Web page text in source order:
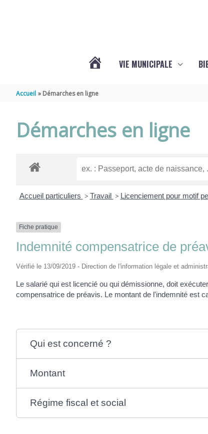
VIE MUNICIPALE
Accueil Démarches en ligne
Démarches en ligne
Accueil particuliers > Travail > Licenciement pour motif
Fiche pratique
Indemnité compensatrice de
Vérifié le 13/09/2019 - Direction de l'information légale et
Le salarié qui est licencié ou qui démissionne, doit
compensatrice de préavis. Le montant de l'indemnité est
Qui est concerné ?
Montant
Régime fiscal et social